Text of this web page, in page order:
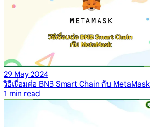
29 May 2024
วิธีเชื่อมต่อ BNB Smart Chain กับ MetaMask
1 min read